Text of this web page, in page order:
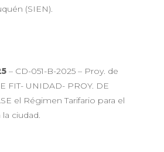
(SIEN).
– CD-051-B-2025 – Proy. de
FIT- UNIDAD- PROY. DE
el Régimen Tarifario para el
ciudad.